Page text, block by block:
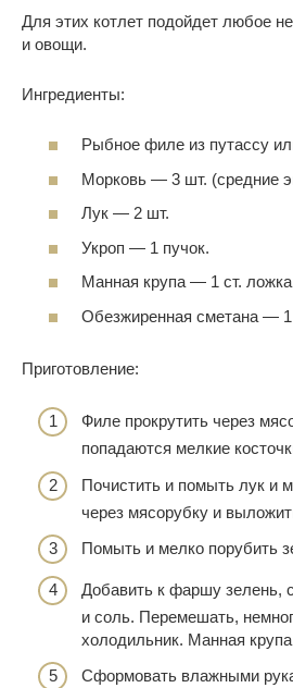
Для этих котлет подойдет любое
и овощи.
Ингредиенты:
Рыбное филе из путассу
Морковь — 3 шт. (средние
Лук — 2 шт.
Укроп — 1 пучок.
Манная крупа — 1 ст.
Обезжиренная сметана — 1
Приготовление:
Филе прокрутить через
попадаются мелкие
Почистить и помыть лук и
через мясорубку и
Помыть и мелко порубить
Добавить к фаршу зелень,
и соль. Перемешать,
холодильник. Манная
Сформовать влажными